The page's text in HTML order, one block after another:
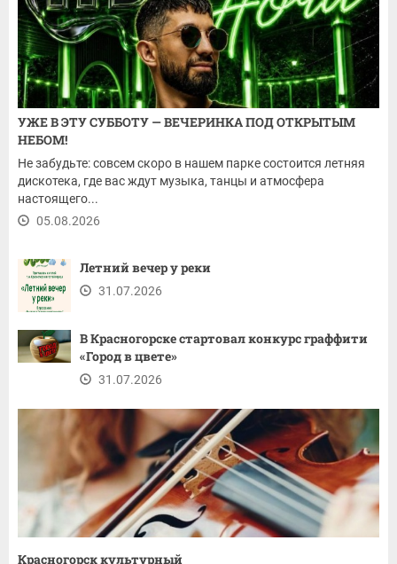
УЖЕ В ЭТУ СУББОТУ — ВЕЧЕРИНКА ПОД ОТКРЫТЫМ
НЕБОМ!
Не забудьте: совсем скоро в нашем парке состоится летняя
дискотека, где вас ждут музыка, танцы и атмосфера
настоящего...
05.08.2026
Летний вечер у реки
31.07.2026
В Красногорске стартовал конкурс граффити
«Город в цвете»
31.07.2026
Красногорск культурный